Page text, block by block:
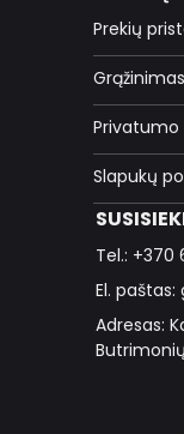
Prekių
Privatumo
Slapukų
Tel.: +370
El.
Adresas: